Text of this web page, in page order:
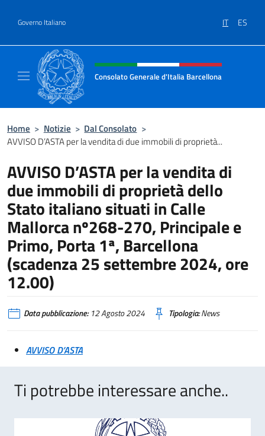
Governo Italiano IT ES
Intestazione sito, social e menù
Consolato Generale d'Italia Barcellona
Home > Notizie > Dal Consolato >
AVVISO D’ASTA per la vendita di due immobili di proprietà...
AVVISO D’ASTA per la vendita di
due immobili di proprietà dello
Stato italiano situati in Calle
Mallorca nº268-270, Principale e
Primo, Porta 1ª, Barcellona
(scadenza 25 settembre 2024, ore
12.00)
Data pubblicazione:12 Agosto 2024 Tipologia:News
AVVISO D’ASTA
Ti potrebbe interessare anche..